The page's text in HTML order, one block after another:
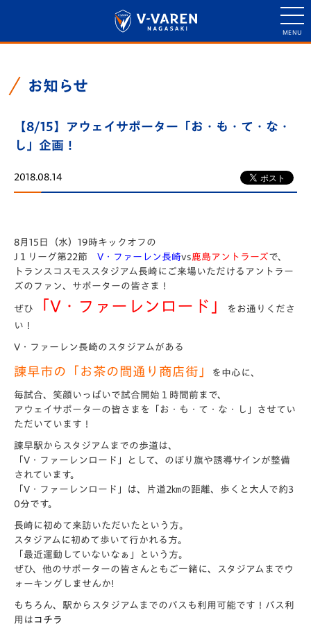
お知らせ
【8/15】アウェイサポーター「お・も・て・な・
し」企画！
2018.08.14
8月15日（水）19時キックオフの
J１リーグ第22節 V・ファーレン長崎vs鹿島アントラーズで、
トランスコスモススタジアム長崎にご来場いただけるアントラー
ズのファン、サポーターの皆さま！
ぜひ 「V・ファーレンロード」
をお通りくださ
い！
V・ファーレン長崎のスタジアムがある
諫早市の「 お茶の間通り商店街」 を中心に、
毎試合、笑顔いっぱいで試合開始１時間前まで、
アウェイサポーターの皆さまを「お・も・て・な・し」させてい
ただいています！
諫早駅からスタジアムまでの歩道は、
「V・ファーレンロード」として、のぼり旗や誘導サインが整備
されています。
「V・ファーレンロード」は、片道2㎞の距離、歩くと大人で約3
0分です。
長崎に初めて来訪いただいたという方。
スタジアムに初めて歩いて行かれる方。
「最近運動していないなぁ」という方。
ぜひ、他のサポーターの皆さんともご一緒に、スタジアムまでウ
ォーキングしませんか!
もちろん、駅からスタジアムまでのバスも利用可能です！バス利
用は コチラ